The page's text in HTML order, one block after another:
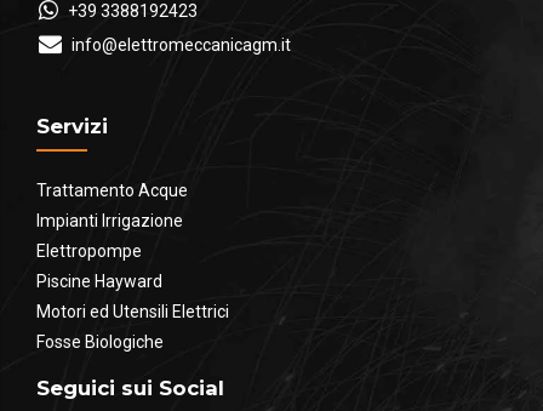
+39 3388192423
info@elettromeccanicagm.it
Servizi
Trattamento Acque
Impianti Irrigazione
Elettropompe
Piscine Hayward
Motori ed Utensili Elettrici
Fosse Biologiche
Seguici sui Social